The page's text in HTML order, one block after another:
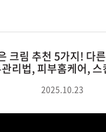
크림 추천 5가지!
리법, 피부홈케어, 스
2025.10.23